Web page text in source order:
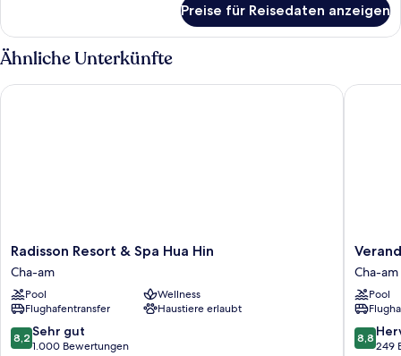
Suite,
Mehrere
Betten,
Preise für Reisedaten anzeigen
Ähnliche Unterkünfte
Radisson
Resort
&
Spa
Hua
Hin
Cha-
Radisson Resort & Spa Hua Hin
Cha-am
Pool
Wellness
Flughafentransfer
Haustiere erlaubt
8.2
von
8,2 Sehr gut
1.000 Bewertungen
Radisson Resort & Spa Hua Hin
Veranda
Resort
&
Villas
Hua
Hin
-
Cha-am
Pool
8.8
von
8,8
249